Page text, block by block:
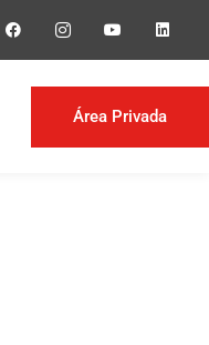
Área Privada